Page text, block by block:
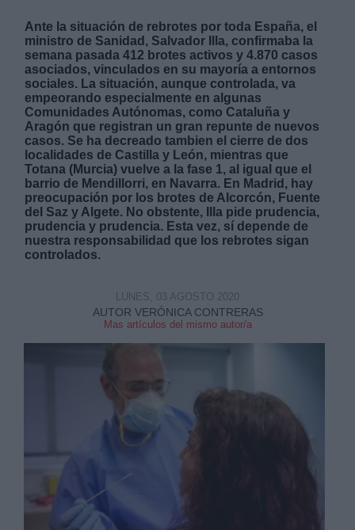
Ante la situación de rebrotes por toda España, el
ministro de Sanidad, Salvador Illa, confirmaba la
semana pasada 412 brotes activos y 4.870 casos
asociados, vinculados en su mayoría a entornos
sociales. La situación, aunque controlada, va
empeorando especialmente en algunas
Comunidades Autónomas, como Cataluña y
Aragón que registran un gran repunte de nuevos
casos. Se ha decreado tambien el cierre de dos
localidades de Castilla y León, mientras que
Totana (Murcia) vuelve a la fase 1, al igual que el
barrio de Mendillorri, en Navarra. En Madrid, hay
preocupación por los brotes de Alcorcón, Fuente
del Saz y Algete. No obstente, Illa pide prudencia,
prudencia y prudencia. Esta vez, sí depende de
nuestra responsabilidad que los rebrotes sigan
controlados.
AUTOR VERÓNICA CONTRERAS
Mas artículos del mismo autor/a
LUNES, 03 AGOSTO 2020
Destinatarios:
Derechos:
link
Información adicional